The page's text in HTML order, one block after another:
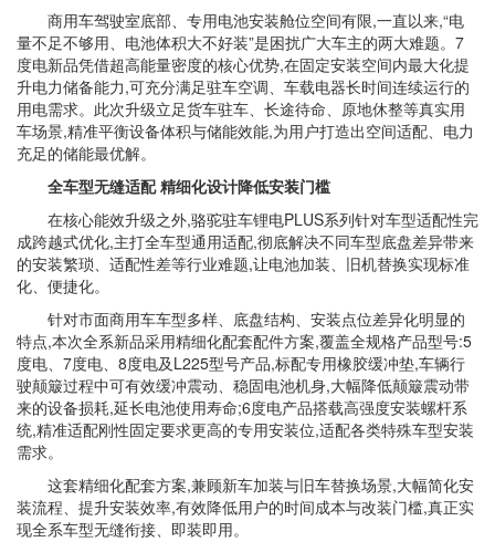
商用车驾驶室底部、专用电池安装舱位空间有限,一直以来,“电
量不足不够用、电池体积大不好装”是困扰广大车主的两大难题。7
度电新品凭借超高能量密度的核心优势,在固定安装空间内最大化提
升电力储备能力,可充分满足驻车空调、车载电器长时间连续运行的
用电需求。此次升级立足货车驻车、长途待命、原地休整等真实用
车场景,精准平衡设备体积与储能效能,为用户打造出空间适配、电力
充足的储能最优解。
全车型无缝适配 精细化设计降低安装门槛
在核心能效升级之外,骆驼驻车锂电PLUS系列针对车型适配性完
成跨越式优化,主打全车型通用适配,彻底解决不同车型底盘差异带来
的安装繁琐、适配性差等行业难题,让电池加装、旧机替换实现标准
化、便捷化。
针对市面商用车车型多样、底盘结构、安装点位差异化明显的
特点,本次全系新品采用精细化配套配件方案,覆盖全规格产品型号:5
度电、7度电、8度电及L225型号产品,标配专用橡胶缓冲垫,车辆行
驶颠簸过程中可有效缓冲震动、稳固电池机身,大幅降低颠簸震动带
来的设备损耗,延长电池使用寿命;6度电产品搭载高强度安装螺杆系
统,精准适配刚性固定要求更高的专用安装位,适配各类特殊车型安装
需求。
这套精细化配套方案,兼顾新车加装与旧车替换场景,大幅简化安
装流程、提升安装效率,有效降低用户的时间成本与改装门槛,真正实
现全系车型无缝衔接、即装即用。